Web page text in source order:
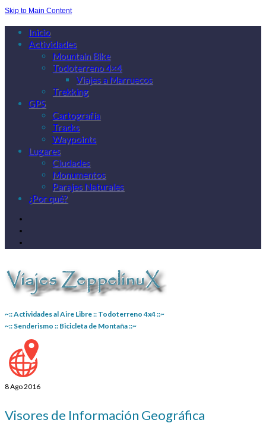
Skip to Main Content
Inicio
Actividades
Mountain Bike
Todoterreno 4×4
Viajes a Marruecos
Trekking
GPS
Cartografía
Tracks
Waypoints
Lugares
Ciudades
Monumentos
Parajes Naturales
¿Por qué?
~:: Actividades al Aire Libre :: Todoterreno 4x4 ::~
~:: Senderismo :: Bicicleta de Montaña ::~
8Ago 2016
Visores de Información Geográfica